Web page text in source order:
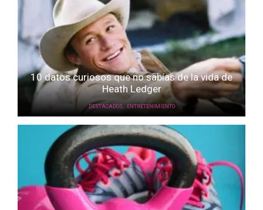
10 datos curiosos que no sabías de la vida de
Heath Ledger
DESTACADOS,ENTRETENIMIENTO